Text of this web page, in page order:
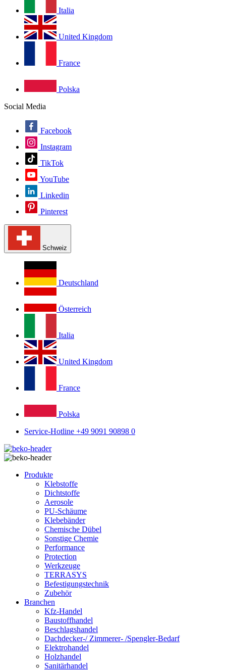
Italia
United Kingdom
France
Polska
Social Media
Facebook
Instagram
TikTok
YouTube
Linkedin
Pinterest
Schweiz
Deutschland
Österreich
Italia
United Kingdom
France
Polska
Service-Hotline +49 9091 90898 0
Produkte
Klebstoffe
Dichtstoffe
Aerosole
PU-Schäume
Klebebänder
Chemische Dübel
Sonstige Chemie
Performance
Protection
Werkzeuge
TERRASYS
Befestigungstechnik
Zubehör
Branchen
Kfz-Handel
Baustoffhandel
Beschlagshandel
Dachdecker-/ Zimmerer- /Spengler-Bedarf
Elektrohandel
Holzhandel
Sanitärhandel